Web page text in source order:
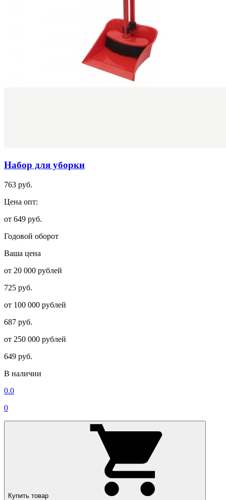
Набор для уборки
763 руб.
Цена опт:
от 649 руб.
Годовой оборот
Ваша цена
от 20 000 рублей
725 руб.
от 100 000 рублей
687 руб.
от 250 000 рублей
649 руб.
В наличии
0.0
0
Купить товар